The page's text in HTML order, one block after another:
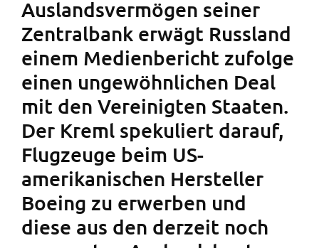
Auslandsvermögen seiner
Zentralbank erwägt Russland
einem Medienbericht zufolge
einen ungewöhnlichen Deal
mit den Vereinigten Staaten.
Der Kreml spekuliert darauf,
Flugzeuge beim US-
amerikanischen Hersteller
Boeing zu erwerben und
diese aus den derzeit noch